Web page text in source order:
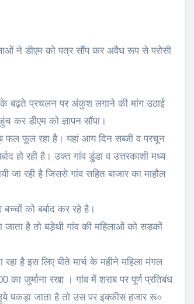
ने डीएम को पत्र सौंप कर अवैध रूप से परोसी
बढ़ते प्रचलन पर अंकुश लगाने की मांग उठाई
कर डीएम को ज्ञापन सौंपा।
फल फूल रहा है। यहां आय दिन सब्जी व परचून
हो रही है। उक्त गांव डुंडा व उत्तरकाशी मध्य
जा रही है जिससे गांव सहित बाजार का माहौल
को बर्बाद कर रहे है।
जाता है तो बडे़थी गांव की महिलाओं को सड़कों
है इस लिए बीते मार्च के महीने महिला मंगल
जुर्माना रखा । गांव में शराब पर पूर्ण प्रतिबंध
हुये पकड़ा जाता है तो उस पर इक्कीस हजार रू०